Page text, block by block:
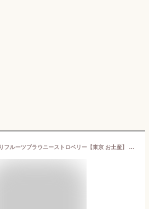
【JTB】しっとりフルーツブラウニーストロベリー【東京 お土産】 ｜東京駅 羽田空港 チョコブラウニー とちおとめ お菓子 焼き菓子 洋菓子 東京土産 おみやげ お取り寄せ 手土産 贈り物 ギフト